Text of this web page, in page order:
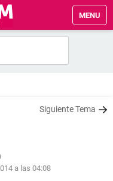
MENU
Siguiente Tema
a las 04:08